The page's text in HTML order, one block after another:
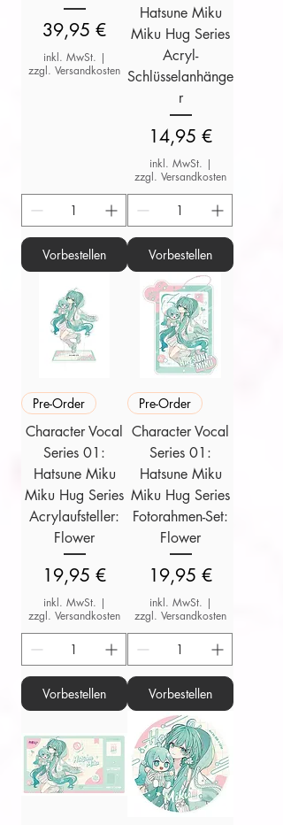
Preis
39,95 €
inkl. MwSt. |
zzgl. Versandkosten
Vorbestellen
Hatsune Miku
Miku Hug Series
Acryl-
Schlüsselanhänge
r
Preis
14,95 €
inkl. MwSt. |
zzgl. Versandkosten
Vorbestellen
Pre-Order
Character Vocal
Series 01:
Hatsune Miku
Miku Hug Series
Acrylaufsteller:
Flower
Preis
19,95 €
inkl. MwSt. |
zzgl. Versandkosten
Vorbestellen
Pre-Order
Character Vocal
Series 01:
Hatsune Miku
Miku Hug Series
Fotorahmen-Set:
Flower
Preis
19,95 €
inkl. MwSt. |
zzgl. Versandkosten
Vorbestellen